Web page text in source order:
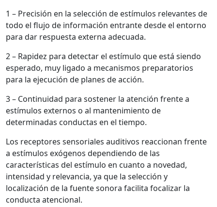
1 – Precisión en la selección de estímulos relevantes de
todo el flujo de información entrante desde el entorno
para dar respuesta externa adecuada.
2 – Rapidez para detectar el estímulo que está siendo
esperado, muy ligado a mecanismos preparatorios
para la ejecución de planes de acción.
3 – Continuidad para sostener la atención frente a
estímulos externos o al mantenimiento de
determinadas conductas en el tiempo.
Los receptores sensoriales auditivos reaccionan frente
a estímulos exógenos dependiendo de las
características del estímulo en cuanto a novedad,
intensidad y relevancia, ya que la selección y
localización de la fuente sonora facilita focalizar la
conducta atencional.